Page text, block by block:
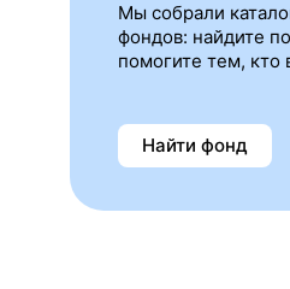
Мы собрали
фондов: найдите
помогите тем, кто
Найти фонд